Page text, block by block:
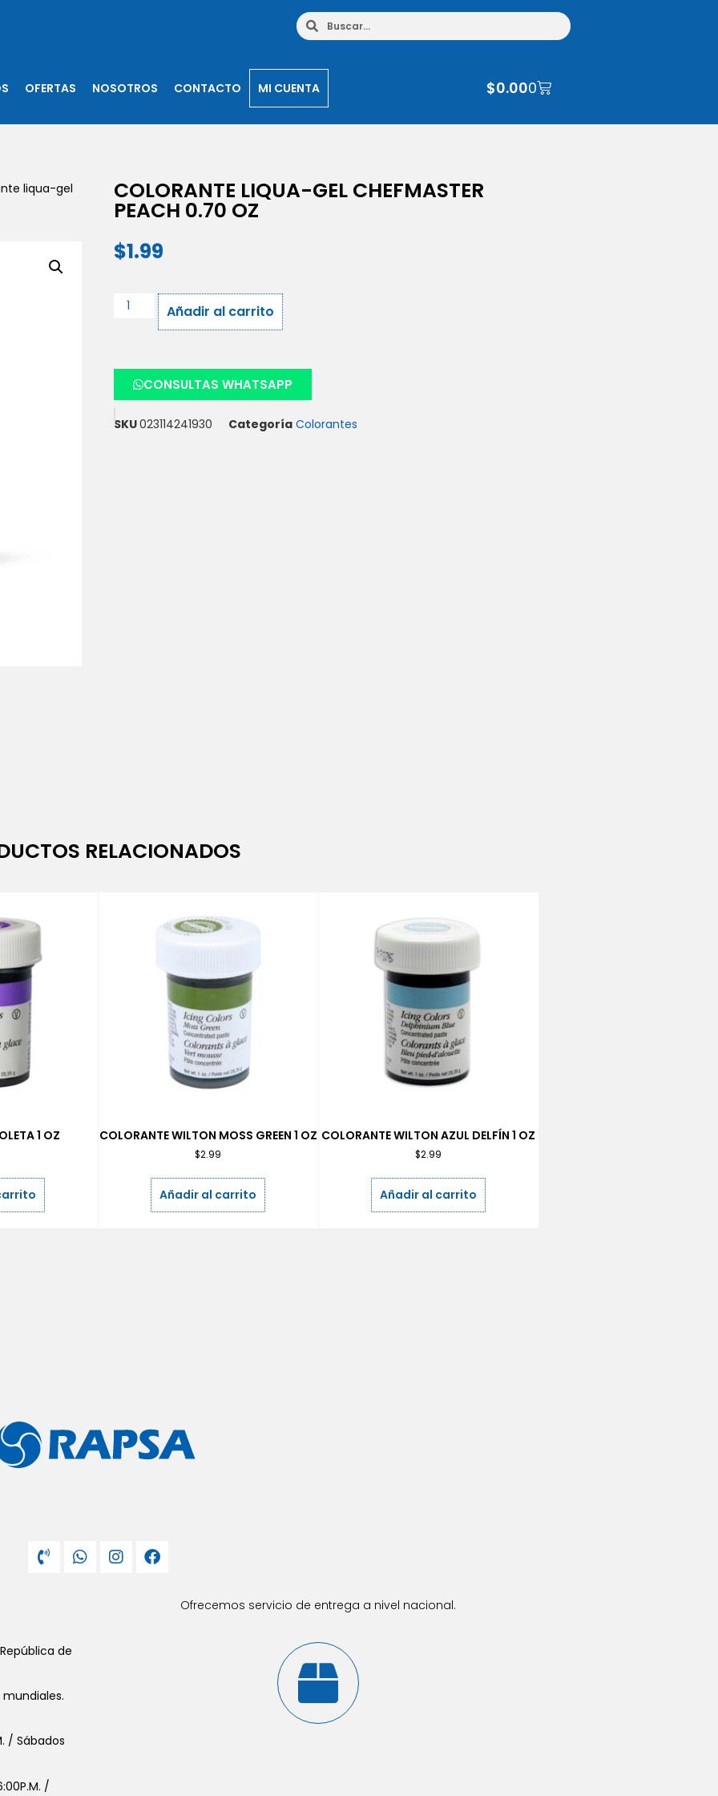
OFERTAS NOSOTROS CONTACTO MI CUENTA $0.000
liqua-gel COLORANTE LIQUA-GEL CHEFMASTER
PEACH 0.70 OZ
$1.99
Añadir al carrito
CONSULTAS WHATSAPP
SKU023114241930 Categoría Colorantes
RELACIONADOS
1 OZ COLORANTE WILTON MOSS GREEN 1 OZ
$2.99
Añadir al carrito
COLORANTE WILTON AZUL DELFÍN 1 OZ
$2.99
Añadir al carrito
de
/ Sábados
/
Ofrecemos servicio de entrega a nivel nacional.